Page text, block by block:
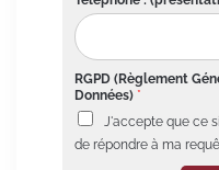
RGPD (Règlement
Données) *
J'accepte que ce
de répondre à ma